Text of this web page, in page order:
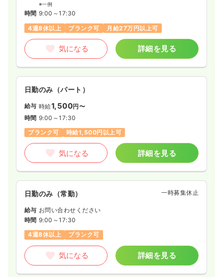
日勤のみ（常勤）
28.3万円/月 賞与4.1ヶ月
※経験20年の例
時間 8:45～17:15
日祝休み
担当業務未経験可
第二新卒可
気になる
検診・健診正・准看護師
日勤のみ（常勤） 一時募集休止
給与 28.3 賞与2回
※経験20年の例
時間 8:45～17:15（休憩60分）
年間休日120日
月給28万円以上可
気になる
※一例
時間 9:00～17:30
4週8休以上
ブランク可 月給27万円以上可
気になる 詳細を見る
日勤のみ（パート）
給与 時給1,500円〜
時間 9:00～17:30
ブランク可
時給1,500円以上可
気になる 詳細を見る
日勤のみ（常勤） 一時募集休止
給与 お問い合わせください
時間 9:00～17:30
4週8休以上
ブランク可
気になる 詳細を見る